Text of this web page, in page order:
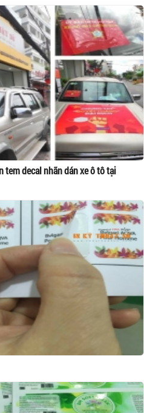
tem decal nhãn dán xe ô tô tại